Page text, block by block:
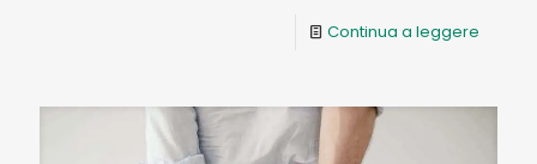
Continua a leggere